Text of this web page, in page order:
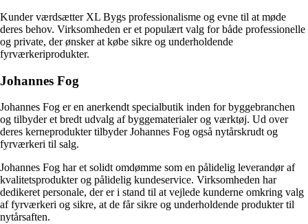
Kunder værdsætter XL Bygs professionalisme og evne til at møde
deres behov. Virksomheden er et populært valg for både professionelle
og private, der ønsker at købe sikre og underholdende
fyrværkeriprodukter.
Johannes Fog
Johannes Fog er en anerkendt specialbutik inden for byggebranchen
og tilbyder et bredt udvalg af byggematerialer og værktøj. Ud over
deres kerneprodukter tilbyder Johannes Fog også nytårskrudt og
fyrværkeri til salg.
Johannes Fog har et solidt omdømme som en pålidelig leverandør af
kvalitetsprodukter og pålidelig kundeservice. Virksomheden har
dedikeret personale, der er i stand til at vejlede kunderne omkring valg
af fyrværkeri og sikre, at de får sikre og underholdende produkter til
nytårsaften.